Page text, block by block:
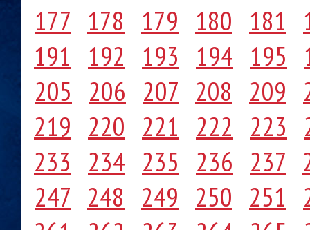
177 178 179 180 181
191 192 193 194 195
205 206 207 208 209
219 220 221 222 223
233 234 235 236 237
247 248 249 250 251